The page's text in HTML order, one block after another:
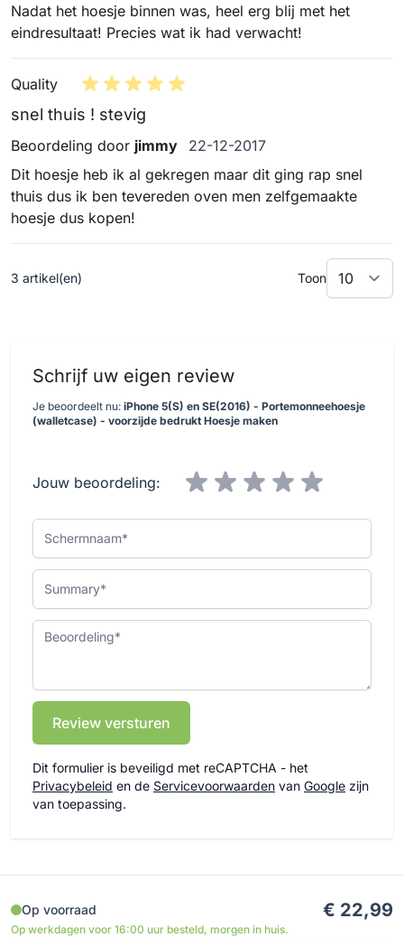
Nadat het hoesje binnen was, heel erg blij met het
eindresultaat! Precies wat ik had verwacht!
Quality
snel thuis ! stevig
Beoordeling door jimmy 22 december 2017
22-12-2017
Dit hoesje heb ik al gekregen maar dit ging rap snel
thuis dus ik ben tevereden oven men zelfgemaakte
hoesje dus kopen!
3 artikel(en) Toon
Schrijf uw eigen review
Je beoordeelt nu: iPhone 5(S) en SE(2016) - Portemonneehoesje
(walletcase) - voorzijde bedrukt Hoesje maken
Jouw beoordeling:
Schermnaam
Summary
Beoordeling
Review versturen
Dit formulier is beveiligd met reCAPTCHA - het
Privacybeleid en de Servicevoorwaarden van Google zijn
van toepassing.
Op voorraad € 22,99
Op werkdagen voor 16:00 uur besteld, morgen in huis.